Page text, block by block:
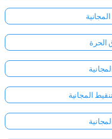
الحرة
المجانية